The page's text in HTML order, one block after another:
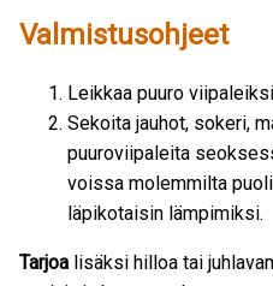
Valmistusohjeet
Leikkaa puuro
Sekoita jauhot, sokeri,
puuroviipaleita
voissa molemmilta
läpikotaisin lämpimiksi.
Tarjoa lisäksi hilloa tai